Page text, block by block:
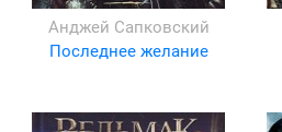
Анджей Сапковский
Последнее желание